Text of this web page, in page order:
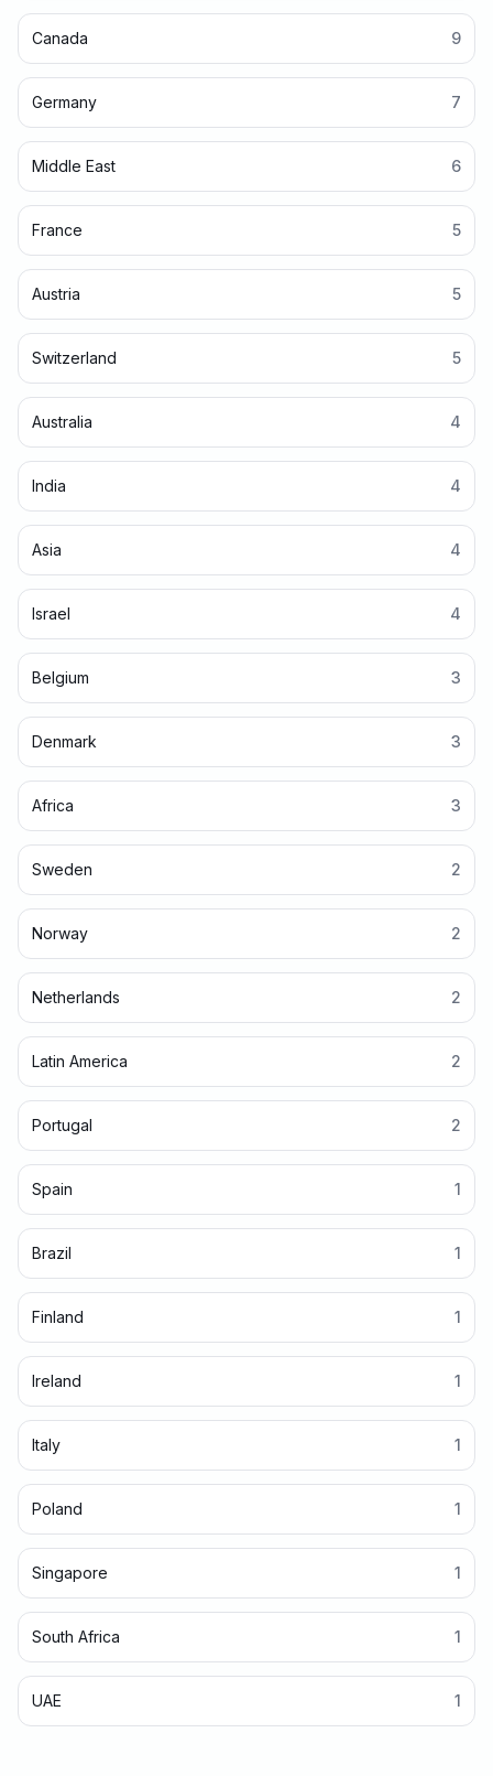
Canada 9
Germany 7
Middle East 6
France 5
Austria 5
Switzerland 5
Australia 4
India 4
Asia 4
Israel 4
Belgium 3
Denmark 3
Africa 3
Sweden 2
Norway 2
Netherlands 2
Latin America 2
Portugal 2
Spain 1
Brazil 1
Finland 1
Ireland 1
Italy 1
Poland 1
Singapore 1
South Africa 1
UAE 1